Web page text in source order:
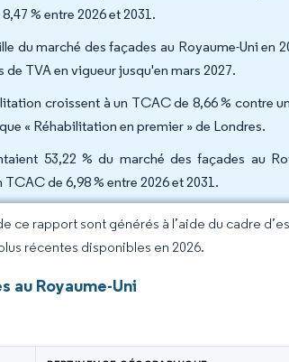
% entre 2026 et 2031.
du marché des façades au Royaume-Uni en
TVA en vigueur jusqu'en mars 2027.
croissent à un TCAC de 8,66 % contre
« Réhabilitation en premier » de Londres.
53,22 % du marché des façades au
de 6,98 % entre 2026 et 2031.
ce rapport sont générés à l’aide du cadre
récentes disponibles en 2026.
au Royaume-Uni